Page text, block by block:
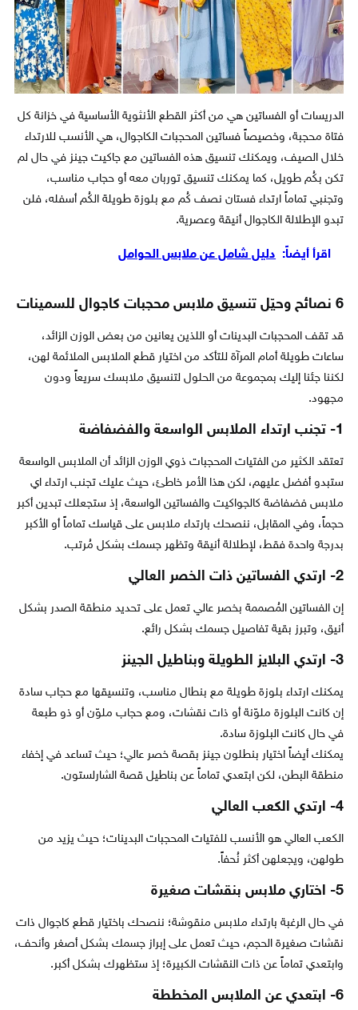
الدريسات أو الفساتين هي من أكثر القطع الأنثوية الأساسية في خزانة كل
فتاة محجبة، وخصيصاً فساتين المحجبات الكاجوال، هي الأنسب للارتداء
خلال الصيف، ويمكنك تنسيق هذه الفساتين مع جاكيت جينز في حال لم
تكن بكُم طويل، كما يمكنك تنسيق توربان معه أو حجاب مناسب،
وتجنبي تماماً ارتداء فستان نصف كُم مع بلوزة طويلة الكُم أسفله، فلن
تبدو الإطلالة الكاجوال أنيقة وعصرية.
اقرأ أيضاً: دليل شامل عن ملابس الحوامل
6 نصائح وحيّل تنسيق ملابس محجبات كاجوال للسمينات
قد تقف المحجبات البدينات أو اللذين يعانين من بعض الوزن الزائد،
ساعات طويلة أمام المرآة للتأكد من اختيار قطع الملابس الملائمة لهن،
لكننا جئنا إليك بمجموعة من الحلول لتنسيق ملابسك سريعاً ودون
مجهود.
1- تجنب ارتداء الملابس الواسعة والفضفاضة
تعتقد الكثير من الفتيات المحجبات ذوي الوزن الزائد أن الملابس الواسعة
ستبدو أفضل عليهم، لكن هذا الأمر خاطئ، حيث عليك تجنب ارتداء اي
ملابس فضفاضة كالجواكيت والفساتين الواسعة، إذ ستجعلك تبدين أكبر
حجماً، وفي المقابل، ننصحك بارتداء ملابس على قياسك تماماً أو الأكبر
بدرجة واحدة فقط، لإطلالة أنيقة وتظهر جسمك بشكل مُرتب.
2- ارتدي الفساتين ذات الخصر العالي
إن الفساتين المُصممة بخصر عالي تعمل على تحديد منطقة الصدر بشكل
أنيق، وتبرز بقية تفاصيل جسمك بشكل رائع.
3- ارتدي البلايز الطويلة وبناطيل الجينز
يمكنك ارتداء بلوزة طويلة مع بنطال مناسب، وتنسيقها مع حجاب سادة
إن كانت البلوزة ملوّنة أو ذات نقشات، ومع حجاب ملوّن أو ذو طبعة
في حال كانت البلوزة سادة.
يمكنك أيضاً اختيار بنطلون جينز بقصة خصر عالي؛ حيث تساعد في إخفاء
منطقة البطن، لكن ابتعدي تماماً عن بناطيل قصة الشارلستون.
4- ارتدي الكعب العالي
الكعب العالي هو الأنسب للفتيات المحجبات البدينات؛ حيث يزيد من
طولهن، ويجعلهن أكثر نُحفاً.
5- اختاري ملابس بنقشات صغيرة
في حال الرغبة بارتداء ملابس منقوشة؛ ننصحك باختيار قطع كاجوال ذات
نقشات صغيرة الحجم، حيث تعمل على إبراز جسمك بشكل أصغر وأنحف،
وابتعدي تماماً عن ذات النقشات الكبيرة؛ إذ ستظهرك بشكل أكبر.
6- ابتعدي عن الملابس المخططة